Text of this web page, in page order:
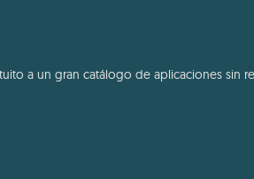
a un gran catálogo de aplicaciones sin